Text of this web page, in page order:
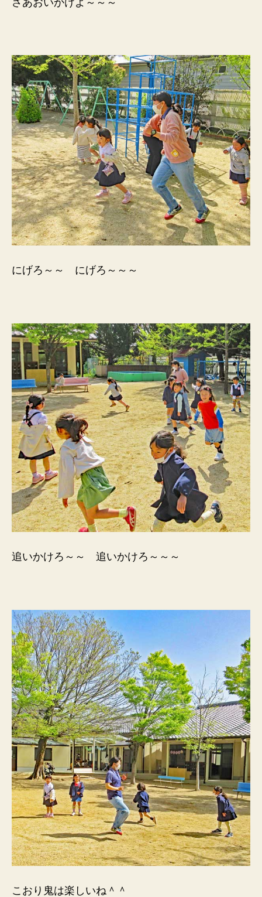
にげろ～～ にげろ～～～
追いかけろ～～ 追いかけろ～～～
こおり鬼は楽しいね＾＾